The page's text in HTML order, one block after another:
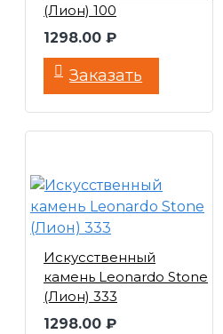
(Лион) 100
1298.00 ₽
Заказать
Искусственный
камень Leonardo Stone
(Лион) 333
1298.00 ₽